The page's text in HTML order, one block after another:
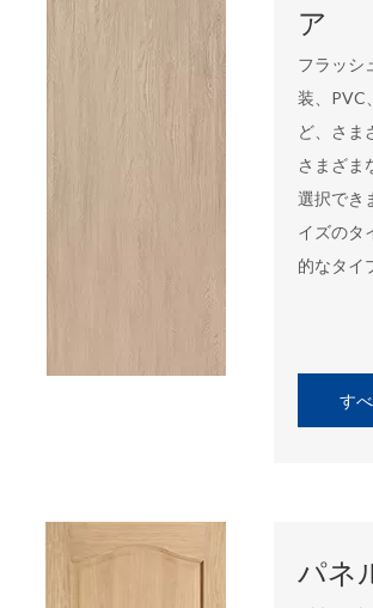
ア
フラッシ
装、PVC
ど、さま
さまざま
選択でき
イズのタ
的なタイ
す
パネ